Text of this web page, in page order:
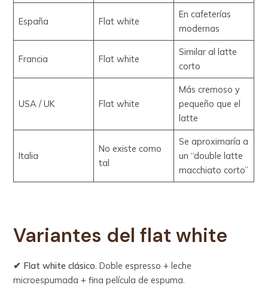
España Flat white
En cafeterías
modernas
Francia Flat white
Similar al latte
corto
USA / UK Flat white
Más cremoso y
pequeño que el
latte
Italia
No existe como
tal
Se aproximaría a
un “double latte
macchiato corto”
Variantes del flat white
✔ Flat white clásico. Doble espresso + leche
microespumada + fina película de espuma.